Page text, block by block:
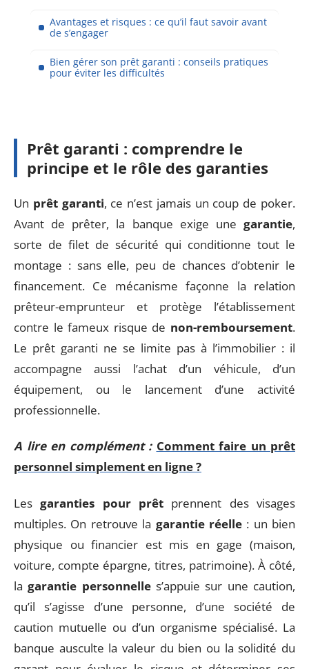
Avantages et risques : ce qu’il faut savoir avant
de s’engager
Bien gérer son prêt garanti : conseils pratiques
pour éviter les difficultés
Prêt garanti : comprendre le
principe et le rôle des garanties
Un prêt garanti, ce n’est jamais un coup de poker.
Avant de prêter, la banque exige une garantie,
sorte de filet de sécurité qui conditionne tout le
montage : sans elle, peu de chances d’obtenir le
financement. Ce mécanisme façonne la relation
prêteur-emprunteur et protège l’établissement
contre le fameux risque de non-remboursement.
Le prêt garanti ne se limite pas à l’immobilier : il
accompagne aussi l’achat d’un véhicule, d’un
équipement, ou le lancement d’une activité
professionnelle.
A lire en complément : Comment faire un prêt
personnel simplement en ligne ?
Lesgaranties pour prêt prennent des visages
multiples. On retrouve la garantie réelle: un bien
physique ou financier est mis en gage (maison,
voiture, compte épargne, titres, patrimoine). À côté,
lagarantie personnelles’appuie sur une caution,
qu’il s’agisse d’une personne, d’une société de
caution mutuelle ou d’un organisme spécialisé. La
banque ausculte la valeur du bien ou la solidité du